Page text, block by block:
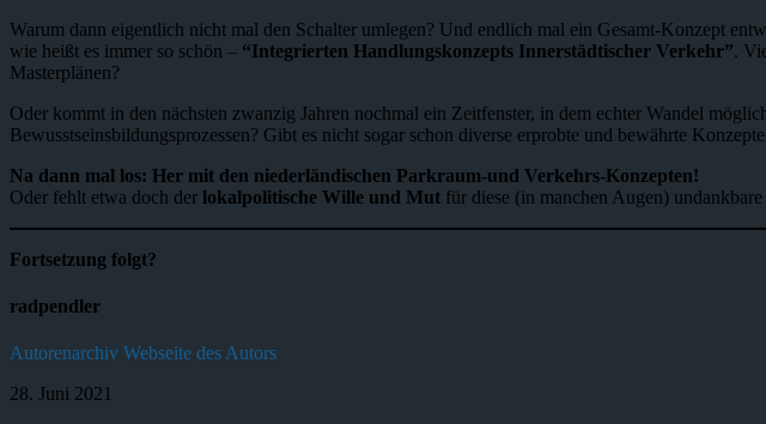
Warum dann eigentlich nicht mal den Schalter umlegen? Und endlich mal ein Gesamt-Konzept
wie heißt es immer so schön – “Integrierten Handlungskonzepts Innerstädtischer Verkehr”.
Masterplänen?
Oder kommt in den nächsten zwanzig Jahren nochmal ein Zeitfenster, in dem echter Wandel
Bewusstseinsbildungsprozessen? Gibt es nicht sogar schon diverse erprobte und bewährte
Na dann mal los: Her mit den niederländischen Parkraum-und Verkehrs-Konzepten!
Oder fehlt etwa doch der lokalpolitische Wille und Mut für diese (in manchen Augen)
Fortsetzung folgt?
radpendler
Autorenarchiv Webseite des Autors
28. Juni 2021